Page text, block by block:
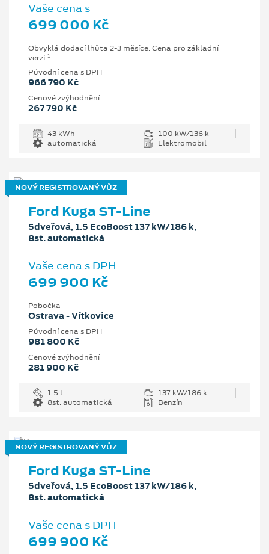
Vaše cena s
699 000 Kč
Obvyklá dodací lhůta 2-3 měsíce. Cena pro základní
verzi.1
Původní cena s DPH
966 790 Kč
Cenové zvýhodnění
267 790 Kč
43 kWh
100 kW/136 k
automatická
Elektromobil
NOVÝ REGISTROVANÝ VŮZ
Ford Kuga ST-Line
5dveřová, 1.5 EcoBoost 137 kW/186 k,
8st. automatická
Vaše cena s DPH
699 900 Kč
Pobočka
Ostrava - Vítkovice
Původní cena s DPH
981 800 Kč
Cenové zvýhodnění
281 900 Kč
1.5 l
137 kW/186 k
8st. automatická
Benzín
NOVÝ REGISTROVANÝ VŮZ
Ford Kuga ST-Line
5dveřová, 1.5 EcoBoost 137 kW/186 k,
8st. automatická
Vaše cena s DPH
699 900 Kč